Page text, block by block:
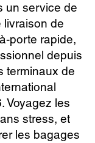
un service de
livraison de
porte rapide,
depuis
terminaux de
Voyagez les
stress, et
les bagages